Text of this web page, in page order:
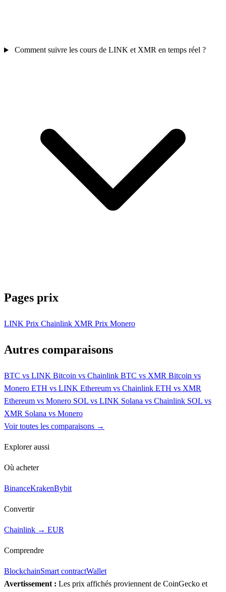
Comment suivre les cours de LINK et XMR en temps réel ?
Pages prix
LINK Prix Chainlink XMR Prix Monero
Autres comparaisons
BTC vs LINK Bitcoin vs Chainlink BTC vs XMR Bitcoin vs
Monero ETH vs LINK Ethereum vs Chainlink ETH vs XMR
Ethereum vs Monero SOL vs LINK Solana vs Chainlink SOL vs
XMR Solana vs Monero
Voir toutes les comparaisons →
Explorer aussi
Où acheter
BinanceKrakenBybit
Convertir
Chainlink → EUR
Comprendre
BlockchainSmart contractWallet
Avertissement : Les prix affichés proviennent de CoinGecko et